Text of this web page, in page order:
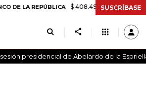
REPÚBLICA $ 408.498,97 +$ 8.753,81
SUSCRÍBASE
presidencial de Abelardo de la